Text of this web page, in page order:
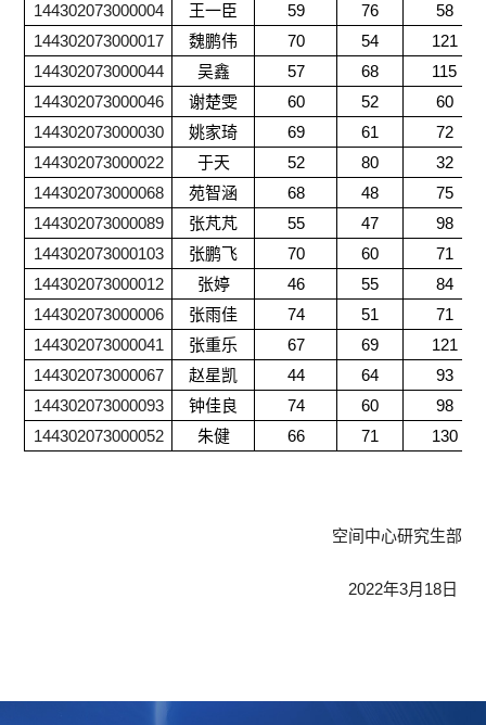
144302073000004
王一臣 59 76
58
144302073000017
魏鹏伟 70 54
121
144302073000044
吴鑫 57 68
115
144302073000046
谢楚雯 60 52
60
144302073000030
姚家琦 69 61
72
144302073000022
于天 52 80
32
144302073000068
苑智涵 68 48
75
144302073000089
张芃芃 55 47
98
144302073000103
张鹏飞 70 60
71
144302073000012
张婷 46 55
84
144302073000006
张雨佳 74 51
71
144302073000041
张重乐 67 69
121
144302073000067
赵星凯 44 64
93
144302073000093
钟佳良 74 60
98
144302073000052
朱健 66 71 130
空间中心研究生部
2022年3月 18日